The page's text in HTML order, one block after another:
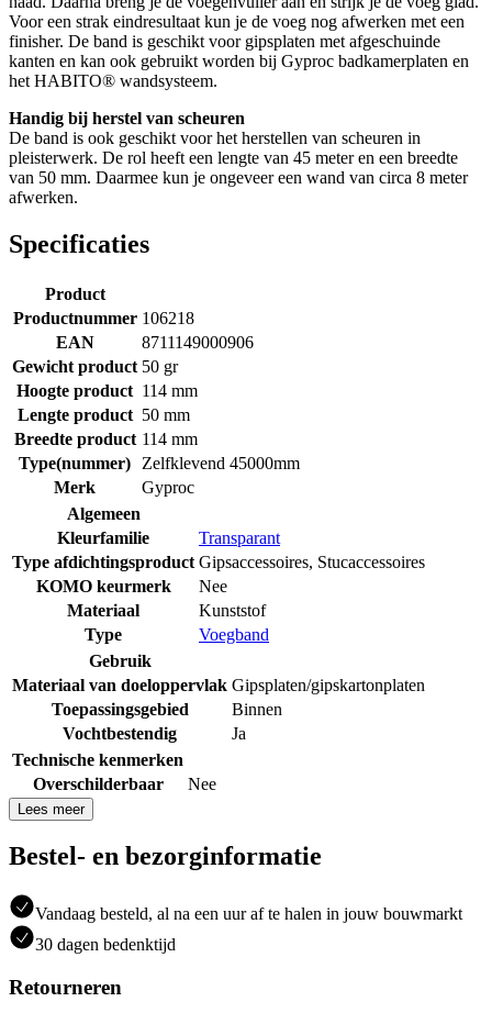
Voor een strak eindresultaat kun je de voeg nog afwerken met een
finisher. De band is geschikt voor gipsplaten met afgeschuinde
kanten en kan ook gebruikt worden bij Gyproc badkamerplaten en
het HABITO® wandsysteem.
Handig bij herstel van scheuren
De band is ook geschikt voor het herstellen van scheuren in
pleisterwerk. De rol heeft een lengte van 45 meter en een breedte
van 50 mm. Daarmee kun je ongeveer een wand van circa 8 meter
afwerken.
Specificaties
Product
Productnummer 106218
EAN
8711149000906
Gewicht product 50 gr
Hoogte product 114 mm
Lengte product 50 mm
Breedte product 114 mm
Type(nummer)
Zelfklevend 45000mm
Merk
Gyproc
Algemeen
Kleurfamilie
Transparant
Type afdichtingsproduct Gipsaccessoires, Stucaccessoires
KOMO keurmerk
Nee
Materiaal
Kunststof
Type
Voegband
Gebruik
Materiaal van doeloppervlak Gipsplaten/gipskartonplaten
Toepassingsgebied
Binnen
Vochtbestendig
Ja
Technische kenmerken
Overschilderbaar
Nee
Lees meer
Bestel- en bezorginformatie
Vandaag besteld, al na een uur af te halen in jouw bouwmarkt
30 dagen bedenktijd
Retourneren